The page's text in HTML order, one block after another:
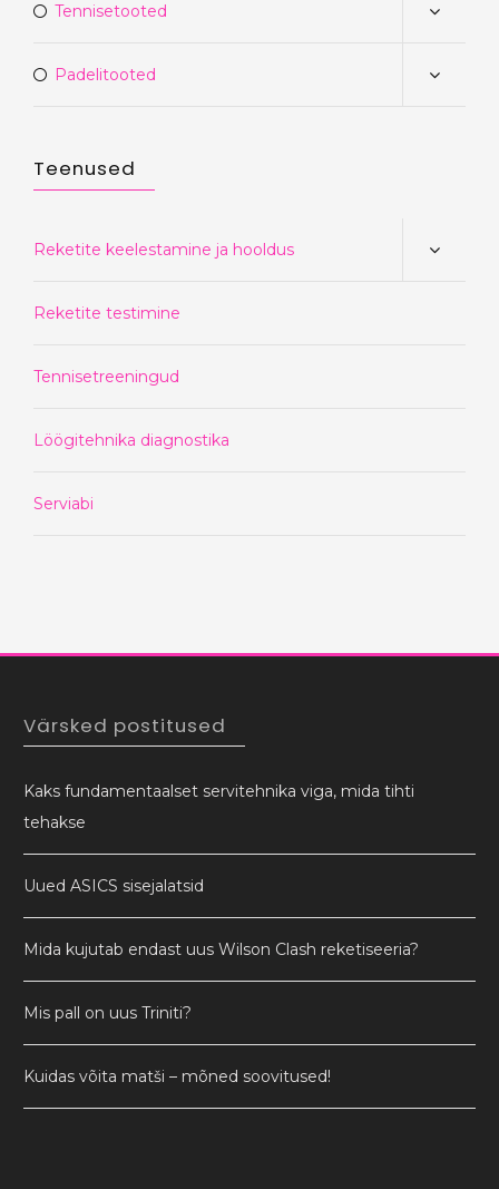
Tennisetooted
Padelitooted
Teenused
Reketite keelestamine ja hooldus
Reketite testimine
Tennisetreeningud
Löögitehnika diagnostika
Serviabi
Värsked postitused
Kaks fundamentaalset servitehnika viga, mida tihti
tehakse
Uued ASICS sisejalatsid
Mida kujutab endast uus Wilson Clash reketiseeria?
Mis pall on uus Triniti?
Kuidas võita matši – mõned soovitused!